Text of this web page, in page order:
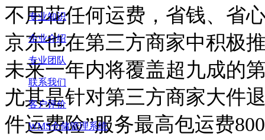
专业知识
企业介绍
专业团队
联系我们
客户评价
WMS仓储管理系统
不用花任何运费，省钱、省
京东也在第三方商家中积极
未来一年内将覆盖超九成的
尤其是针对第三方商家大件
件运费险”服务最高包运费